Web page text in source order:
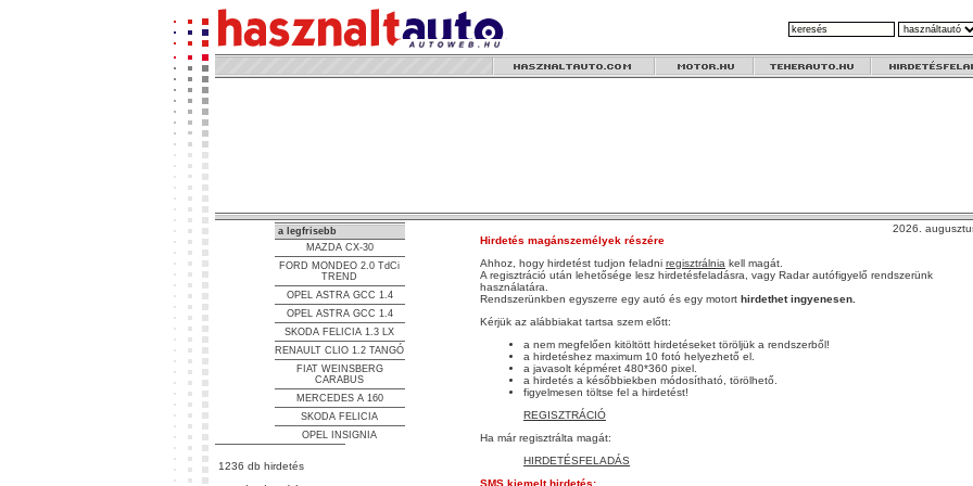
a legfrisebb
MAZDA CX-30
FORD MONDEO 2.0 TdCi
TREND
OPEL ASTRA GCC 1.4
OPEL ASTRA GCC 1.4
SKODA FELICIA 1.3 LX
RENAULT CLIO 1.2 TANGÓ
FIAT WEINSBERG
CARABUS
MERCEDES A 160
SKODA FELICIA
OPEL INSIGNIA
1236 db hirdetés
2026.
Hirdetés magánszemélyek részére
Ahhoz, hogy hirdetést tudjon feladni regisztrálnia kell magát.
A regisztráció után lehetősége lesz hirdetésfeladásra, vagy Radar autófigyelő rendszerünk
használatára.
Rendszerünkben egyszerre egy autó és egy motort hirdethet ingyenesen.
Kérjük az alábbiakat tartsa szem előtt:
a nem megfelően kitöltött hirdetéseket töröljük a rendszerből!
a hirdetéshez maximum 10 fotó helyezhető el.
a javasolt képméret 480*360 pixel.
a hirdetés a későbbiekben módosítható, törölhető.
figyelmesen töltse fel a hirdetést!
REGISZTRÁCIÓ
Ha már regisztrálta magát:
HIRDETÉSFELADÁS
SMS kiemelt hirdetés: